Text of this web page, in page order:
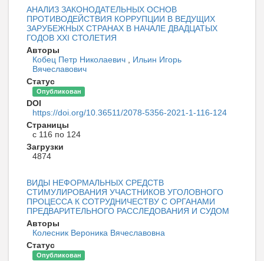
АНАЛИЗ ЗАКОНОДАТЕЛЬНЫХ ОСНОВ
ПРОТИВОДЕЙСТВИЯ КОРРУПЦИИ В ВЕДУЩИХ
ЗАРУБЕЖНЫХ СТРАНАХ В НАЧАЛЕ ДВАДЦАТЫХ
ГОДОВ XXI СТОЛЕТИЯ
Авторы
Кобец Петр Николаевич
Ильин Игорь
Вячеславович
Статус
Опубликован
DOI
https://doi.org/10.36511/2078-5356-2021-1-116-124
Страницы
с 116 по 124
Загрузки
4874
ВИДЫ НЕФОРМАЛЬНЫХ СРЕДСТВ
СТИМУЛИРОВАНИЯ УЧАСТНИКОВ УГОЛОВНОГО
ПРОЦЕССА К СОТРУДНИЧЕСТВУ С ОРГАНАМИ
ПРЕДВАРИТЕЛЬНОГО РАССЛЕДОВАНИЯ И СУДОМ
Авторы
Колесник Вероника Вячеславовна
Статус
Опубликован